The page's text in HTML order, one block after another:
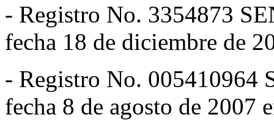
- Registro No. 3354873
fecha 18 de diciembre de
- Registro No. 005410964
fecha 8 de agosto de 2007